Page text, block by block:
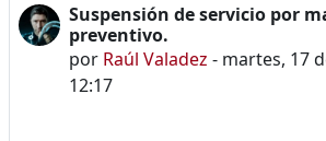
Suspensión de servicio por
preventivo.
por Raúl Valadez - martes, 17
12:17
Número de respuestas: 0